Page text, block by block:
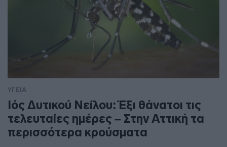
ΥΓΕΙΑ
Ιός Δυτικού Νείλου: Έξι θάνατοι τις
τελευταίες ημέρες – Στην Αττική τα
περισσότερα κρούσματα